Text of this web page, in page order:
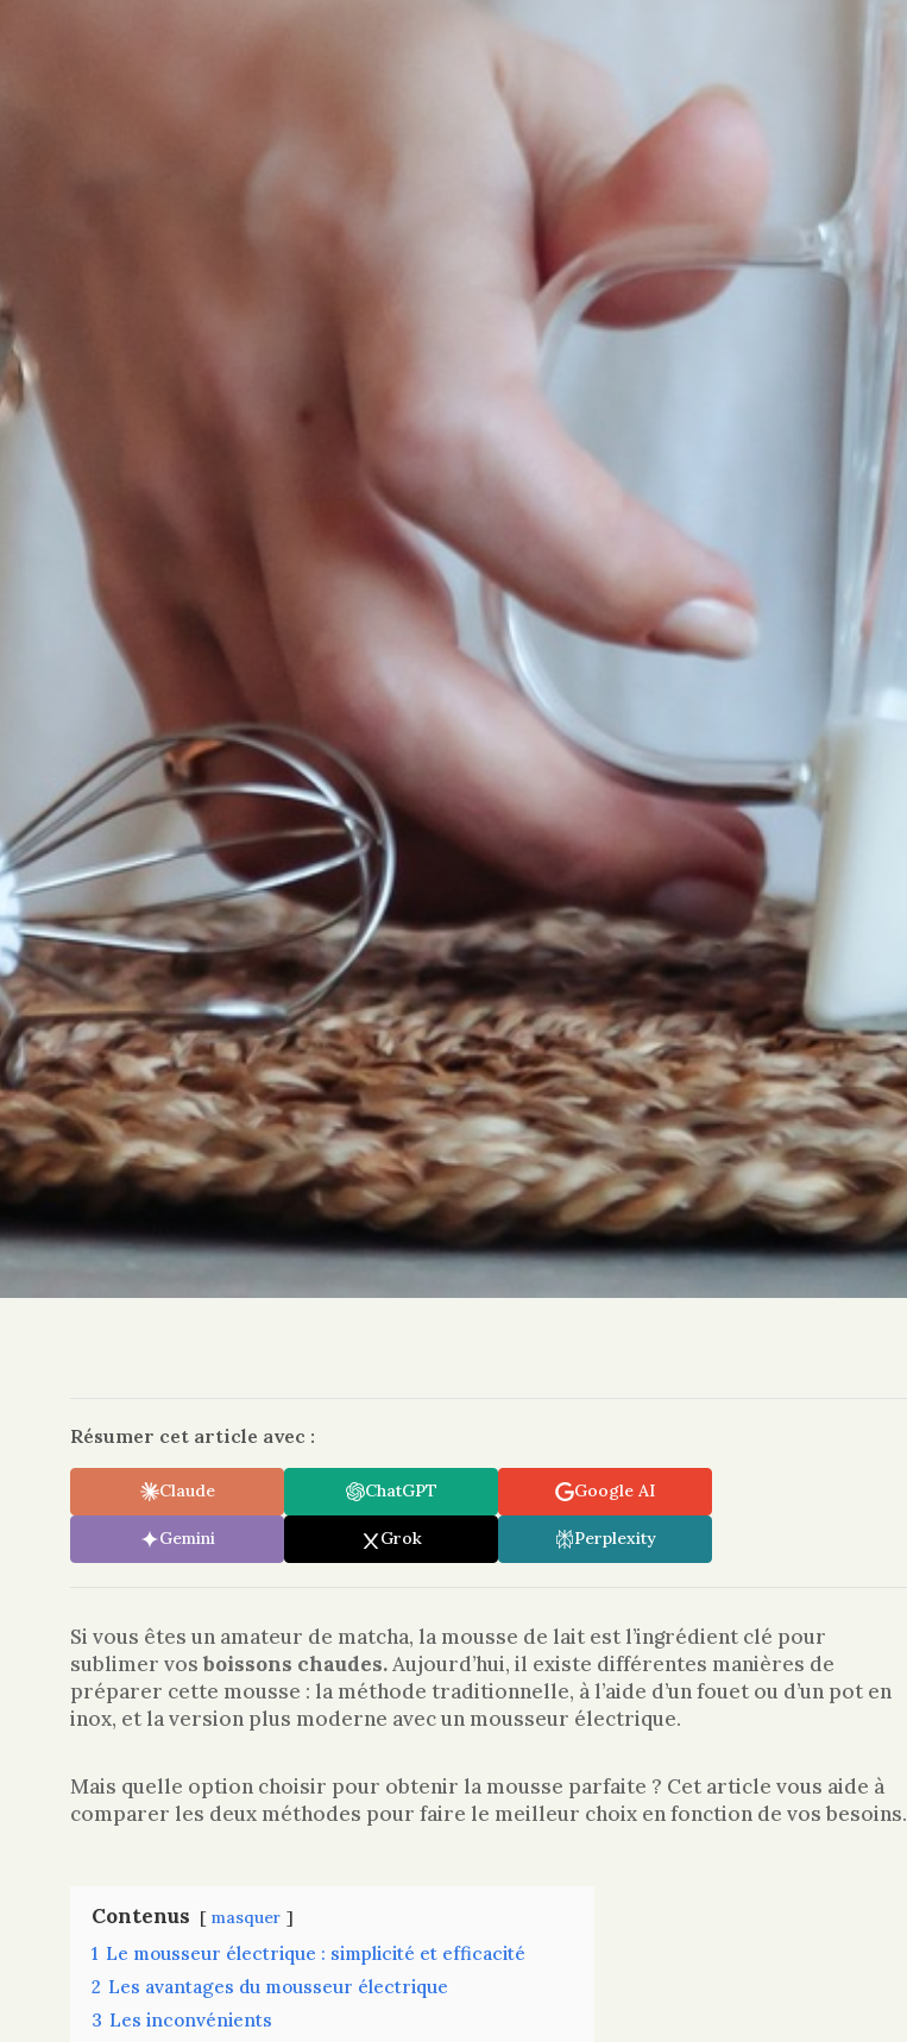
Résumer cet article avec :
Claude ChatGPT Google AI
Gemini Grok Perplexity
Si vous êtes un amateur de matcha, la mousse de lait est l’ingrédient clé pour
sublimer vos boissons chaudes.Aujourd’hui, il existe différentes manières de
préparer cette mousse : la méthode traditionnelle, à l’aide d’un fouet ou d’un pot en
inox, et la version plus moderne avec un mousseur électrique.
Mais quelle option choisir pour obtenir la mousse parfaite ? Cet article vous aide à
comparer les deux méthodes pour faire le meilleur choix en fonction de vos besoins.
Contenus masquer
1 Le mousseur électrique : simplicité et efficacité
2 Les avantages du mousseur électrique
3 Les inconvénients